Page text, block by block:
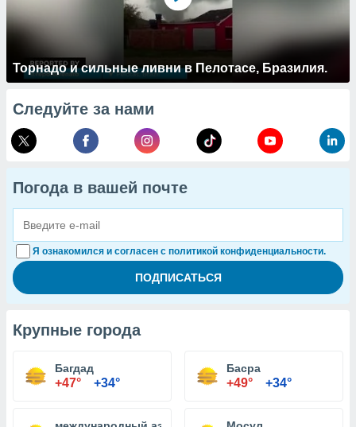
Торнадо и сильные ливни в Пелотасе, Бразилия.
Следуйте за нами
Погода в вашей почте
Я ознакомился и согласен с политикой конфиденциальности.
Крупные города
Багдад
+47° +34°
Басра
+49° +34°